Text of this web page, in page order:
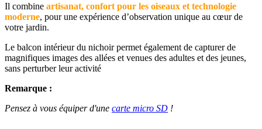
Il combine artisanat, confort pour les oiseaux et technologie
moderne, pour une expérience d’observation unique au cœur de
votre jardin.
Le balcon intérieur du nichoir permet également de capturer de
magnifiques images des allées et venues des adultes et des jeunes,
sans perturber leur activité
Remarque :
Pensez à vous équiper d'une carte micro SD !